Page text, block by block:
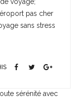
pas cher
sans stress
sérénité avec